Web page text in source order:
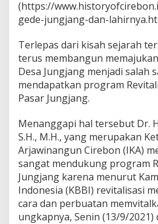
a
i
a
n
g
n
r
e
o
n
(https://
gede-jungjang-dan-
Terlepas dari kisah sejarah
terus membangun
Desa Jungjang menjadi salah
mendapatkan program
Pasar Jungjang.
Menanggapi hal tersebut Dr.
S.H., M.H., yang merupakan
Arjawinangun Cirebon (IKA)
sangat mendukung program
Jungjang karena menurut
Indonesia (KBBI) revitalisasi
cara dan perbuatan
ungkapnya, Senin (13/9/2021)